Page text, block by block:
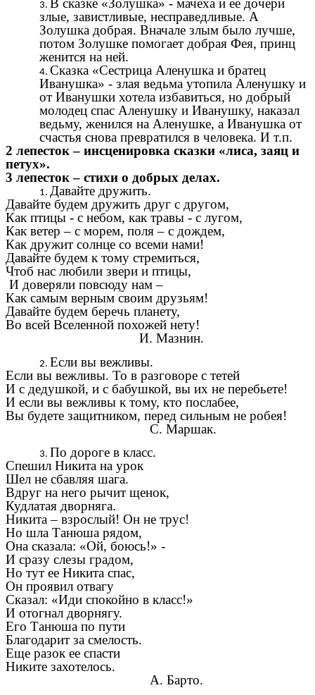
В сказке «Золушка» - мачеха и ее дочери
злые, завистливые, несправедливые. А
Золушка добрая. Вначале злым было лучше,
потом Золушке помогает добрая Фея, принц
женится на ней.
Сказка «Сестрица Аленушка и братец
Иванушка» - злая ведьма утопила Аленушку и
от Иванушки хотела избавиться, но добрый
молодец спас Аленушку и Иванушку, наказал
ведьму, женился на Аленушке, а Иванушка от
счастья снова превратился в человека. И т.п.
2 лепесток – инсценировка сказки «лиса, заяц и
петух».
3 лепесток – стихи о добрых делах.
Давайте дружить.
Давайте будем дружить друг с другом,
Как птицы - с небом, как травы - с лугом,
Как ветер – с морем, поля – с дождем,
Как дружит солнце со всеми нами!
Давайте будем к тому стремиться,
Чтоб нас любили звери и птицы,
И доверяли повсюду нам –
Как самым верным своим друзьям!
Давайте будем беречь планету,
Во всей Вселенной похожей нету!
И. Мазнин.
Если вы вежливы.
Если вы вежливы. То в разговоре с тетей
И с дедушкой, и с бабушкой, вы их не перебьете!
И если вы вежливы к тому, кто послабее,
Вы будете защитником, перед сильным не робея!
С. Маршак.
По дороге в класс.
Спешил Никита на урок
Шел не сбавляя шага.
Вдруг на него рычит щенок,
Кудлатая дворняга.
Никита – взрослый! Он не трус!
Но шла Танюша рядом,
Она сказала: «Ой, боюсь!» -
И сразу слезы градом,
Но тут ее Никита спас,
Он проявил отвагу
Сказал: «Иди спокойно в класс!»
И отогнал дворнягу.
Его Танюша по пути
Благодарит за смелость.
Еще разок ее спасти
Никите захотелось.
А. Барто.